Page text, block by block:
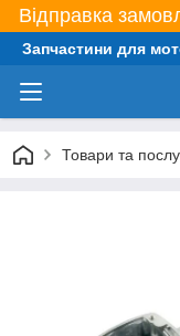
Відправка
Запчастини для
Товари та